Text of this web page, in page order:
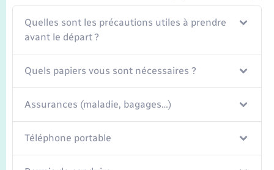
Quelles sont les précautions utiles à prendre
avant le départ ?
Quels papiers vous sont nécessaires ?
Assurances (maladie, bagages…)
Téléphone portable